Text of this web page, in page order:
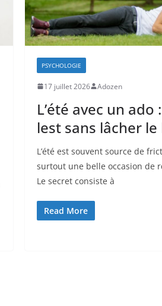
PSYCHOLOGIE
17 juillet 2026 Adozen
L’été avec un ado
lest sans lâcher le
L’été est souvent source de
surtout une belle occasion de
Le secret consiste à
Read More